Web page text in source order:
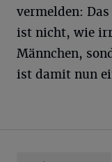
vermelden: Das
ist nicht, wie
Männchen,
ist damit nun